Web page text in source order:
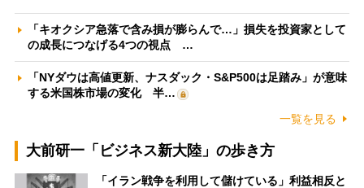
「キオクシア急落で含み損が膨らんで…」損失を投資家として
の成長につなげる4つの視点 …
「NYダウは高値更新、ナスダック・S&P500は足踏み」が意味
する米国株市場の変化 半…
一覧を見る
大前研一「ビジネス新大陸」の歩き方
「イラン戦争を利用して儲けている」利益相反と